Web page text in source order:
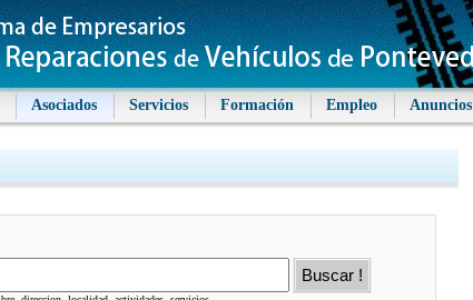
Asociados Servicios Formación Empleo Anuncios